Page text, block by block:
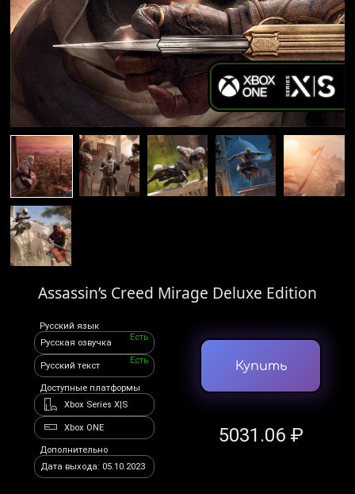
Assassin’s Creed Mirage Deluxe Edition
Русский язык
Русская озвучка
Есть
Русский текст
Есть
Доступные платформы
Xbox Series X|S
Xbox ONE
Дополнительно
Дата выхода: 05.10.2023
Купить
5031.06 ₽